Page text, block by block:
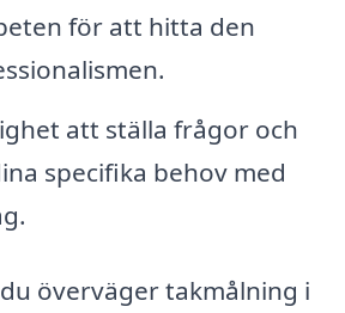
för att hitta den
att ställa frågor och
specifika behov med
överväger takmålning i